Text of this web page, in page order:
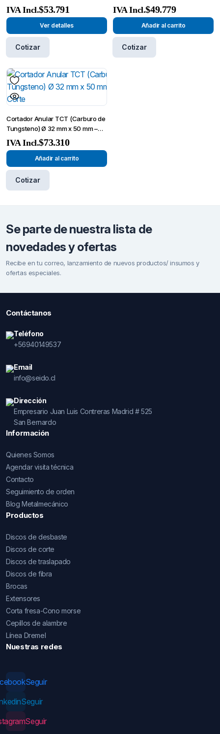
Broca de Corte-
$53.791
IVA Incl.
Ver detalles
Cotizar
Broca de Corte-
$49.779
IVA Incl.
Añadir al carrito
Cotizar
Cortador Anular TCT (Carburo de
Tungsteno) Ø 32 mm x 50 mm –
Broca de Corte
$73.310
IVA Incl.
Añadir al carrito
Cotizar
Se parte de nuestra lista de
novedades y ofertas
Recibe en tu correo, lanzamiento de nuevos productos/ insumos y
ofertas especiales.
Contáctanos
Teléfono
+56940149537
Email
info@seido.cl
Dirección
Empresario Juan Luis Contreras Madrid # 525
San Bernardo
Información
Quienes Somos
Agendar visita técnica
Contacto
Seguimiento de orden
Blog Metalmecánico
Productos
Discos de desbaste
Discos de corte
Discos de traslapado
Discos de fibra
Brocas
Extensores
Corta fresa-Cono morse
Cepillos de alambre
Línea Dremel
Nuestras redes
Seguir
Seguir
Seguir